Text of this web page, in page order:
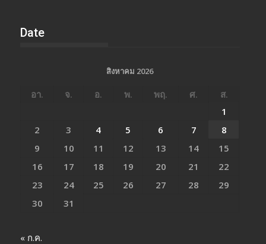
Date
สิงหาคม 2026
อา. จ. อ. พ. พฤ. ศ.
ส.
1
2
3 4 5 6 7
8
9
10 11 12 13 14
15
16
17 18 19 20 21
22
23
24 25 26 27 28
29
30
31
« ก.ค.